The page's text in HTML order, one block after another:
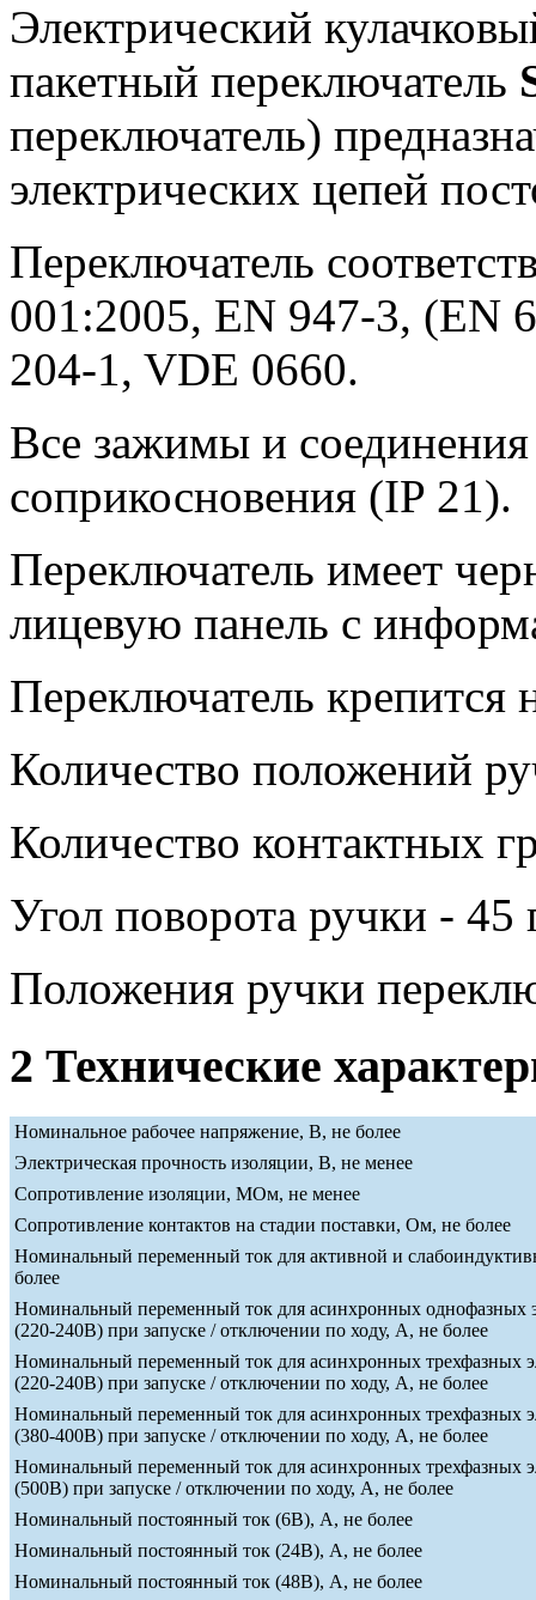
Электрический
пакетный переключатель
переключатель)
электрических цепей
Переключатель
001:2005, EN 947-3, (EN
204-1, VDE 0660.
Все зажимы и
соприкосновения (IP 21).
Переключатель имеет
лицевую панель с
Переключатель
Количество положений
Количество контактных
Угол поворота ручки - 45
Положения ручки
2 Технические
Номинальное рабочее напряжение, В, не более
Электрическая прочность изоляции, В, не менее
Сопротивление изоляции, МОм, не менее
Сопротивление контактов на стадии поставки, Ом, не более
Номинальный переменный ток для активной и
более
Номинальный переменный ток для асинхронных однофазных
(220-240В) при запуске / отключении по ходу, А, не более
Номинальный переменный ток для асинхронных трехфазных
(220-240В) при запуске / отключении по ходу, А, не более
Номинальный переменный ток для асинхронных трехфазных
(380-400В) при запуске / отключении по ходу, А, не более
Номинальный переменный ток для асинхронных трехфазных
(500В) при запуске / отключении по ходу, А, не более
Номинальный постоянный ток (6В), А, не более
Номинальный постоянный ток (24В), А, не более
Номинальный постоянный ток (48В), А, не более